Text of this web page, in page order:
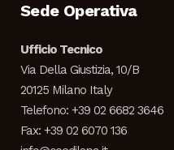
Sede Operativa
Ufficio Tecnico
Via Della Giustizia, 10/B
20125 Milano Italy
Telefono: +39 02 6682 3646
Fax: +39 02 6070 136